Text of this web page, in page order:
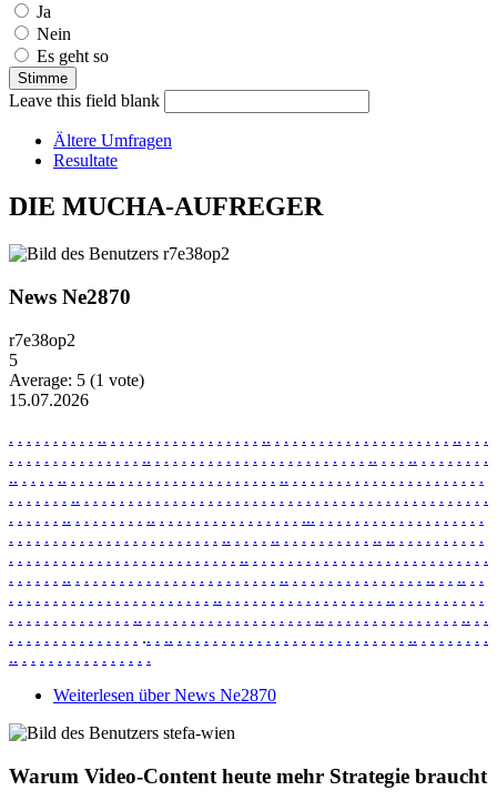
Ja
Nein
Es geht so
Leave this field blank
Ältere Umfragen
Resultate
DIE MUCHA-AUFREGER
News Ne2870
r7e38op2
5
Average: 5 (1 vote)
15.07.2026
. . . . . . . . . . .. . . . . . . . . . . . . . . . . . .. . . . . . . . . . . . . . . . . . . . . .. . . .
. . . . . . . . . . . . . . . .. . . . . . . . . . . . . . . . . . . . . . . . . .. . . . .. . . . . . . . .
.. . . . . .. . . . . .. . . . . . . . . . . . . . . . . . . .. . . . . . . . . . . . . . . . . . . . . . .
. . . . . . . .. . . . . . . . . . . . . . . . . . . . . . . . . . . . . . . . . . . . . . . . . . . . . . .
. . . . . . .. . . . . . . . . .. . . . . . . . . . . . . . . . . ... . . . . . . . . . . . . . . . . . . .
. . . . . . . . . . . . . . . . . . . . . . . . .. . . . . .. . . . . . . . . . . .. .. . . . . . . . . . .
. . . . . . . . . . . . . . . . . . . . . . . . . . .. . . . . . . . . . . . . . . . . . . . . . . . . . . .
. . . . . . .. . . . . . . . . . . . . . . . . . . . . . . . .. . . . . . . . . . . . . . . . .. . . .. . .
. . . . . . . . . . . . . . . . . . . . . . . .. . . . . . . . . . . . . . . . . . . .. . . . . . . . . . .
. . . . . . . . . . . . . . .. . . . . . . . . . . . . . . . . . . . .. . . . . . . . . . . . . . . . .. . .
. . . . . . . . . . . . . . . .. . .. . . . . . . . . . . . . . . . . . . . . . . . . . . .. . . . . . . . .
.. . . . . . . . . . . . . . . .
Weiterlesen über News Ne2870
Warum Video-Content heute mehr Strategie braucht